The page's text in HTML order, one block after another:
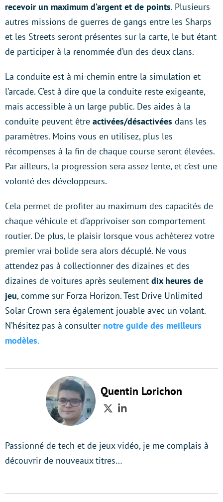
recevoir un maximum d’argent et de points. Plusieurs
autres missions de guerres de gangs entre les Sharps
et les Streets seront présentes sur la carte, le but étant
de participer à la renommée d’un des deux clans.
La conduite est à mi-chemin entre la simulation et
l’arcade. C’est à dire que la conduite reste exigeante,
mais accessible à un large public. Des aides à la
conduite peuvent être activées/désactivées dans les
paramètres. Moins vous en utilisez, plus les
récompenses à la fin de chaque course seront élevées.
Par ailleurs, la progression sera assez lente, et c’est une
volonté des développeurs.
Cela permet de profiter au maximum des capacités de
chaque véhicule et d’apprivoiser son comportement
routier. De plus, le plaisir lorsque vous achèterez votre
premier vrai bolide sera alors décuplé. Ne vous
attendez pas à collectionner des dizaines et des
dizaines de voitures après seulement dix heures de
jeu, comme sur Forza Horizon. Test Drive Unlimited
Solar Crown sera également jouable avec un volant.
N’hésitez pas à consulter notre guide des meilleurs
modèles.
Quentin Lorichon
TwitterLinkedIn
Passionné de tech et de jeux vidéo, je me complais à
découvrir de nouveaux titres…